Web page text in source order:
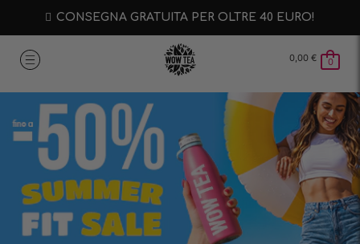
CONSEGNA GRATUITA PER OLTRE 40 EURO!
0,00 € 0